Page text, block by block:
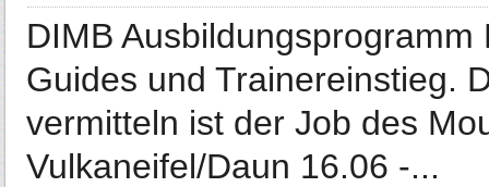
DIMB
Guides und Trainereinstieg.
vermitteln ist der Job des
Vulkaneifel/Daun 16.06 -...